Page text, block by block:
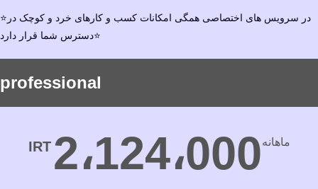
⭐در سرویس های اختصاصی همگی امکانات کسب و کارهای خرد و کوچک در
دسترس شما قرار دارد⭐
professional
IRT 2،124،000ماهانه